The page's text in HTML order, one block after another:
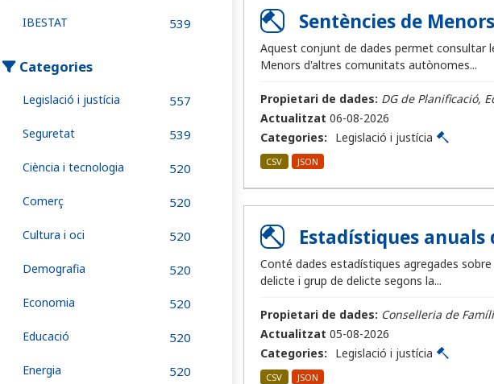
IBESTAT 539
Categories
Legislació i justícia 557
Seguretat 539
Ciència i tecnologia 520
Comerç 520
Cultura i oci 520
Demografia 520
Economia 520
Educació 520
Energia 520
Sentències de
Aquest conjunt de dades permet consultar
Menors d'altres comunitats autònomes...
Propietari de dades: DG de Planificació,
Actualitzat 06-08-2026
Categories:
Legislació i justícia
CSV JSON
Estadístiques anuals
Conté dades estadístiques agregades
delicte i grup de delicte segons la...
Propietari de dades: Conselleria de
Actualitzat 05-08-2026
Categories:
Legislació i justícia
CSV JSON